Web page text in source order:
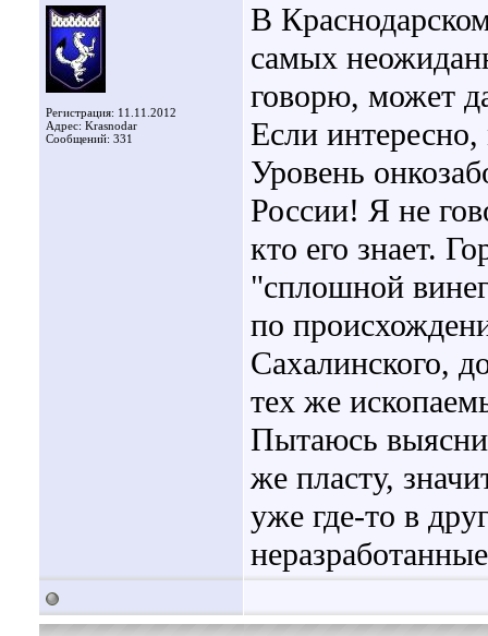
Регистрация: 11.11.2012
Адрес: Krasnodar
Сообщений: 331
В
самых
говорю, может
Если
Уровень
России! Я не
кто его знает.
"сплошной
по
Сахалинского,
тех же
Пытаюсь
же пласту,
уже где-то в